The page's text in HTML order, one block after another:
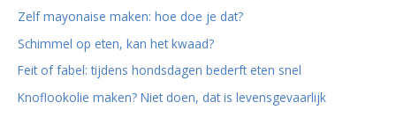
Zelf mayonaise maken: hoe doe je dat?
Schimmel op eten, kan het kwaad?
Feit of fabel: tijdens hondsdagen bederft eten snel
Knoflookolie maken? Niet doen, dat is levensgevaarlijk